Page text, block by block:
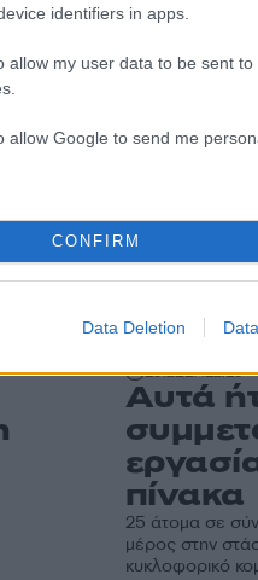
identifiers in apps.
allow my user data to be sent
allow Google to send me
CONFIRM
Data Deletion
19:2117.12.19
Αυτά
πίνακα
25 άτομα σε
μέρος στην
κυκλοφορικό